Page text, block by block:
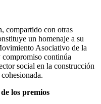
compartido con otras
un homenaje a su
Asociativo de la
compromiso continúa
social en la construcción
los premios